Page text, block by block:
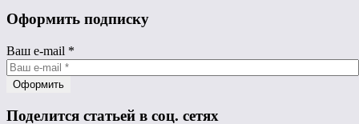
Оформить подписку
Ваш e-mail *
Поделится статьей в соц. сетях